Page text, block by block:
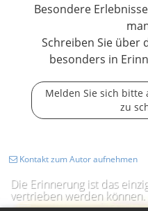
Besondere
Schreiben Sie über
besonders in
Melden Sie sich bitte
zu
Die Erinnerung ist das
vertrieben werden können.
Kontakt zum Autor aufnehmen